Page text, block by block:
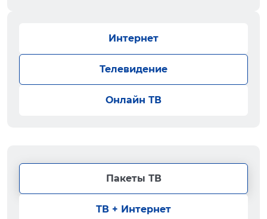
Интернет
Телевидение
Онлайн ТВ
Пакеты ТВ
ТВ + Интернет